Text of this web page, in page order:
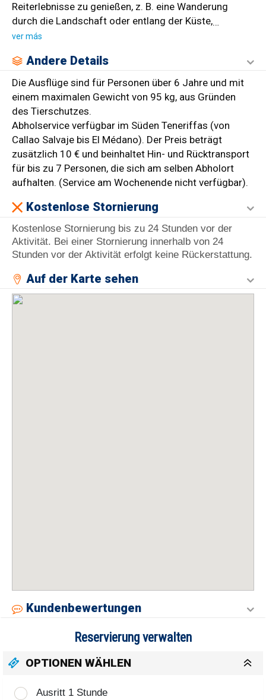
Reiterlebnisse zu genießen, z. B. eine Wanderung
durch die Landschaft oder entlang der Küste,…
ver más
Andere Details
Die Ausflüge sind für Personen über 6 Jahre und mit
einem maximalen Gewicht von 95 kg, aus Gründen
des Tierschutzes.
Abholservice verfügbar im Süden Teneriffas (von
Callao Salvaje bis El Médano). Der Preis beträgt
zusätzlich 10 € und beinhaltet Hin- und Rücktransport
für bis zu 7 Personen, die sich am selben Abholort
aufhalten. (Service am Wochenende nicht verfügbar).
Kostenlose Stornierung
Kostenlose Stornierung bis zu 24 Stunden vor der
Aktivität. Bei einer Stornierung innerhalb von 24
Stunden vor der Aktivität erfolgt keine Rückerstattung.
Auf der Karte sehen
Kundenbewertungen
Reservierung verwalten
OPTIONEN WÄHLEN
Ausritt 1 Stunde